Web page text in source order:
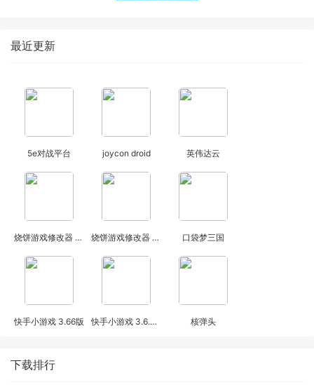
最近更新
5e对战平台 joycon droid 英伟达云
烧饼游戏修改器 免root版 烧饼游戏修改器 3.1.0版 口袋梦三国
快手小游戏 3.66版 快手小游戏 3.6.6版 核弹头
下载排行